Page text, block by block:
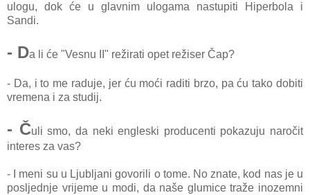
ulogu, dok će u glavnim ulogama nastupiti Hiperbola i
Sandi.
- Da li će "Vesnu II" režirati opet režiser Čap?
- Da, i to me raduje, jer ću moći raditi brzo, pa ću tako dobiti
vremena i za studij.
- Čuli smo, da neki engleski producenti pokazuju naročit
interes za vas?
- I meni su u Ljubljani govorili o tome. No znate, kod nas je u
posljednje vrijeme u modi, da naše glumice traže inozemni